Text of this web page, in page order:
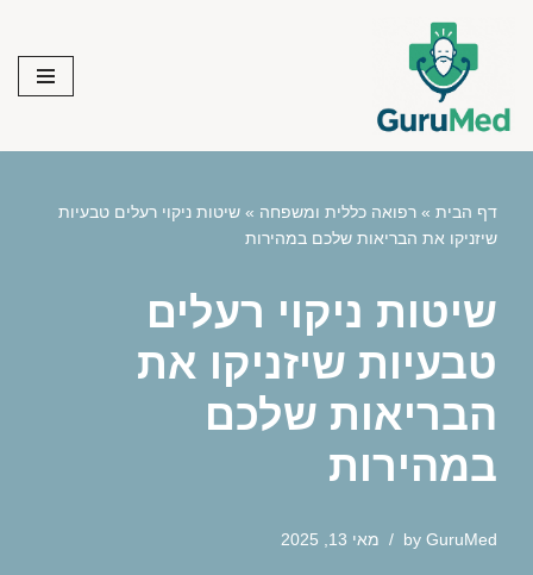
content
דף הבית » רפואה כללית ומשפחה » שיטות ניקוי רעלים טבעיות
שיזניקו את הבריאות שלכם במהירות
שיטות ניקוי רעלים
טבעיות שיזניקו את
הבריאות שלכם
במהירות
by GuruMed מאי 13, 2025